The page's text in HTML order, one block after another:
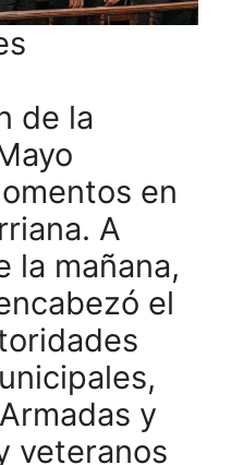
de la
en
A
la mañana,
el
y
veteranos